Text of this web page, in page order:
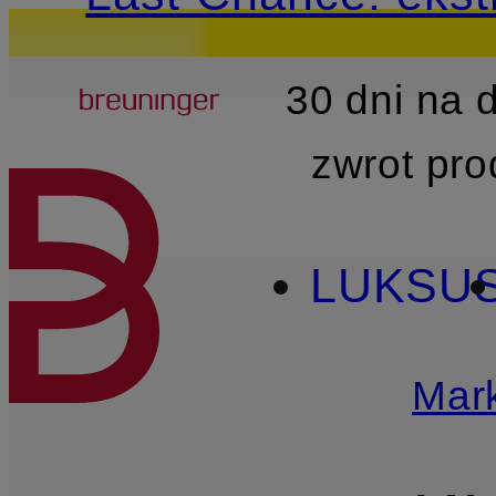
PRZEJDŹ DO GŁÓWNEJ
Breuninger
30 dni na
zwrot